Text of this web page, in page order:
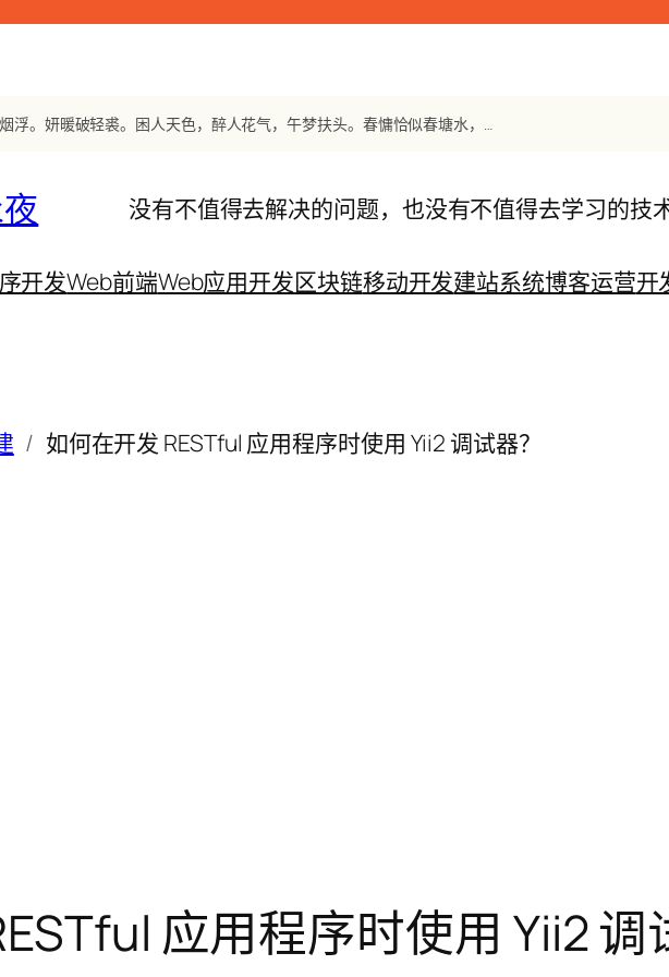
【宋词】《眼儿媚》 范成大：酣酣日脚紫烟浮。妍暖破轻裘。困人天色，醉人花气，午梦扶头。春慵恰似春塘水，一片縠纹愁。溶溶泄泄，东风无力，欲皱还休。
没有不值得去解决的问题，也没有不值得去学习的技
开发Web前端Web应用开发区块链移动开发建站系统博客运营开
如何在开发 RESTful 应用程序时使用 Yii2 调试器？
应用程序时使用 Yii2 调